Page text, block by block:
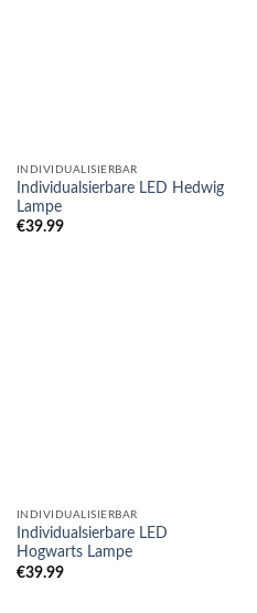
INDIVIDUALISIERBAR
Individualsierbare LED Hedwig
Lampe
€39.99
INDIVIDUALISIERBAR
Individualsierbare LED
Hogwarts Lampe
€39.99